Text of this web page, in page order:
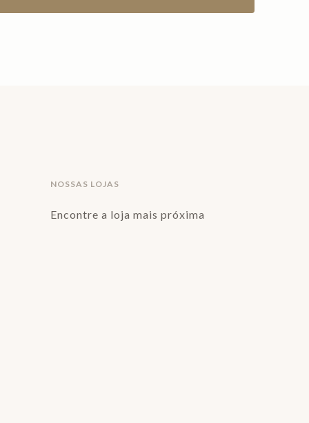
NOSSAS LOJAS
Encontre a loja mais próxima